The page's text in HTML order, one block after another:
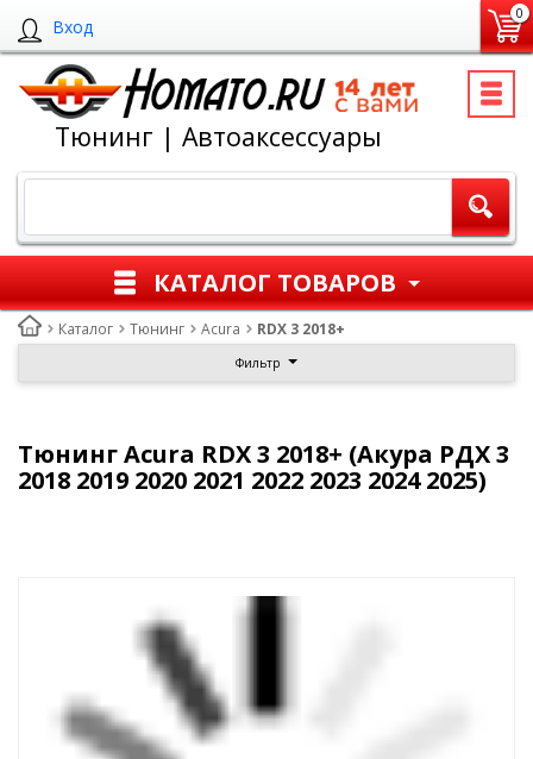
Вход
0
Тюнинг | Автоаксессуары
КАТАЛОГ ТОВАРОВ
Каталог Тюнинг Acura RDX 3 2018+
Фильтр
Тюнинг Acura RDX 3 2018+ (Акура РДХ 3
2018 2019 2020 2021 2022 2023 2024 2025)